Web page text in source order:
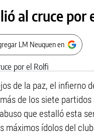
al cruce por
LM Neuquen en
de la paz, el infierno
de los siete
que estalló esta
máximos ídolos del